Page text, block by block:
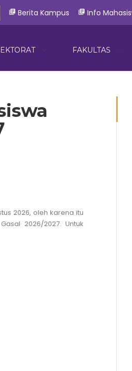
library_books Berita Kampus library_books Info
FAKULTAS
2026, oleh karena itu
2026/2027. Untuk